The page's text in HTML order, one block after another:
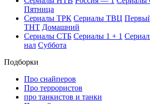
Пят­ни­ца
Се­риа­лы ТРК Се­риа­лы ТВЦ
ТНТ До­маш­ний
Се­риа­лы СТБ Се­риа­лы 1 + 1
нал Суб­бо­та
Подборки
Про снайперов
Про террористов
про танкистов и танки